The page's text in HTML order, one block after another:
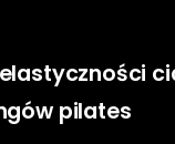
pilates